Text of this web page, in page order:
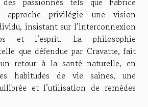
approche privilégie une vision
insistant sur l’interconnexion
et l’esprit. La philosophie
que défendue par Cravatte, fait
retour à la santé naturelle, en
habitudes de vie saines, une
et l’utilisation de remèdes